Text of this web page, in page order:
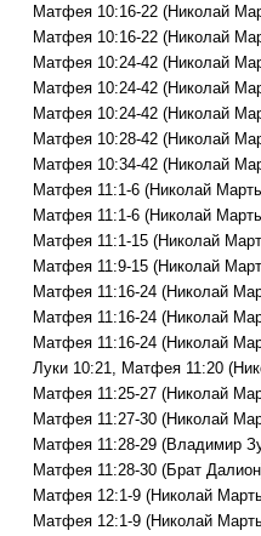
Матфея 10:16-22 (Николай
Матфея 10:16-22 (Николай
Матфея 10:24-42 (Николай
Матфея 10:24-42 (Николай
Матфея 10:24-42 (Николай
Матфея 10:28-42 (Николай
Матфея 10:34-42 (Николай
Матфея 11:1-6 (Николай
Матфея 11:1-6 (Николай
Матфея 11:1-15 (Николай
Матфея 11:9-15 (Николай
Матфея 11:16-24 (Николай
Матфея 11:16-24 (Николай
Матфея 11:16-24 (Николай
Луки 10:21, Матфея 11:20
Матфея 11:25-27 (Николай
Матфея 11:27-30 (Николай
Матфея 11:28-29 (Владимир
Матфея 11:28-30 (Брат
Матфея 12:1-9 (Николай
Матфея 12:1-9 (Николай